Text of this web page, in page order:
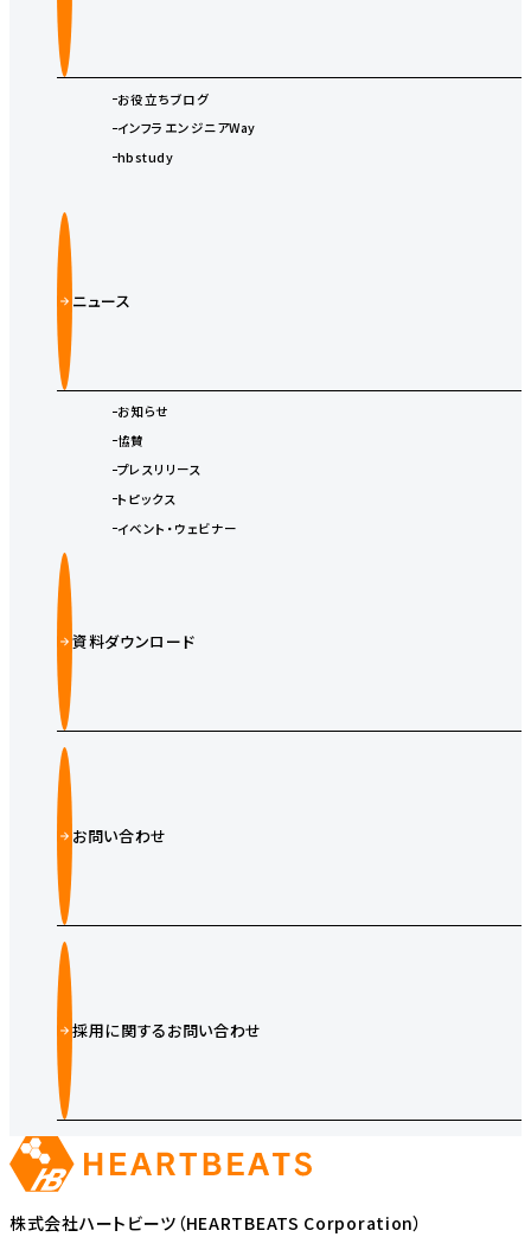
お役立ちブログ
インフラエンジニアWay
hbstudy
ニュース
お知らせ
協賛
プレスリリース
トピックス
イベント・ウェビナー
資料ダウンロード
お問い合わせ
採用に関するお問い合わせ
株式会社ハートビーツ（HEARTBEATS Corporation）